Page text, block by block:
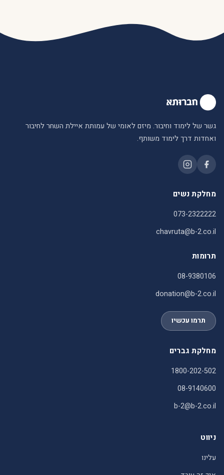
גשר של לימוד וחיבור. מיזם לאומי של עמותת איילת השחר לחיבור
ואחדות דרך לימוד משותף.
מחלקת נשים
073-2322222
chavruta@b-2.co.il
תרומות
08-9380106
donation@b-2.co.il
תרמו עכשיו
מחלקת גברים
1800-202-502
08-9140600
b-2@b-2.co.il
ניווט
עלינו